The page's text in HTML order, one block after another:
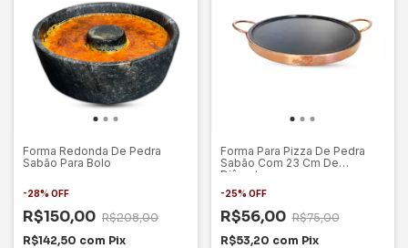
Forma Redonda De Pedra
Sabão Para Bolo
-28% OFF
R$150,00 R$208,00
R$142,50 com Pix
Forma Para Pizza De Pedra
Sabão Com 23 Cm De
Diâmetro.
-25% OFF
R$56,00 R$75,00
R$53,20 com Pix